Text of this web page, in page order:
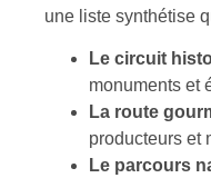
une liste synthétise
Le circuit
monuments et
La route
producteurs et
Le parcours